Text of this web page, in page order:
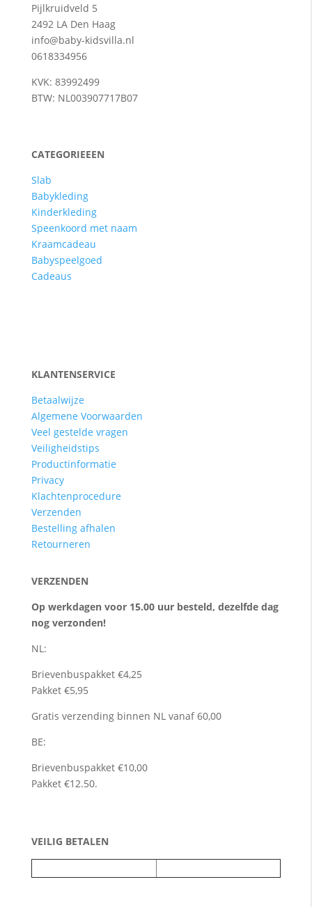
Pijlkruidveld 5
2492 LA Den Haag
info@baby-kidsvilla.nl
0618334956
KVK: 83992499
BTW: NL003907717B07
CATEGORIEEEN
Slab
Babykleding
Kinderkleding
Speenkoord met naam
Kraamcadeau
Babyspeelgoed
Cadeaus
KLANTENSERVICE
Betaalwijze
Algemene Voorwaarden
Veel gestelde vragen
Veiligheidstips
Productinformatie
Privacy
Klachtenprocedure
Verzenden
Bestelling afhalen
Retourneren
VERZENDEN
Op werkdagen voor 15.00 uur besteld, dezelfde dag
nog verzonden!
NL:
Brievenbuspakket €4,25
Pakket €5,95
Gratis verzending binnen NL vanaf 60,00
BE:
Brievenbuspakket €10,00
Pakket €12.50.
VEILIG BETALEN